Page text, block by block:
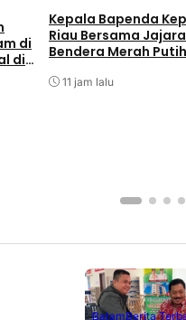
di
di
Kepala Bapenda
Riau Bersama
Bendera Merah
Kantor Samsat
11 jam lalu
BatamBerita